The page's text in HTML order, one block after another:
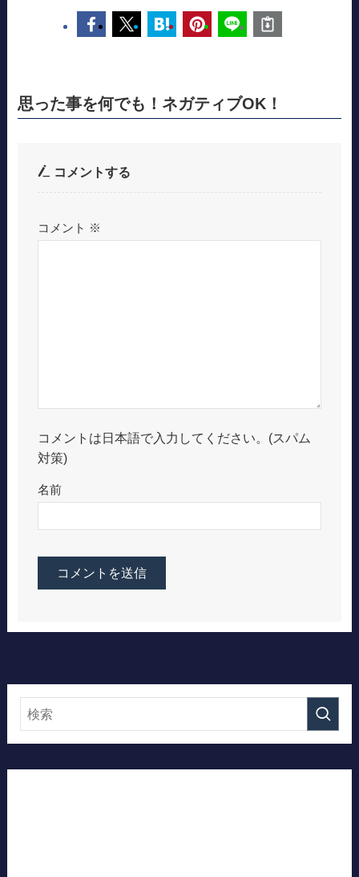
思った事を何でも！ネガティブOK！
コメントする
コメント ※
コメントは日本語で入力してください。(スパム
対策)
名前